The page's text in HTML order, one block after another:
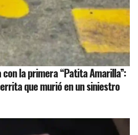
la primera “Patita Amarilla”:
que murió en un siniestro